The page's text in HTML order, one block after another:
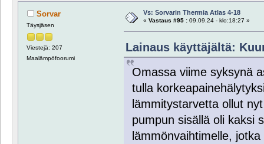
Sorvar
Täysjäsen
Viestejä: 207
Maalämpöfoorumi
Vs: Sorvarin Thermia Atlas 4-18
« Vastaus #95 :09.09.24 - klo:18:27 »
Lainaus käyttäjältä:
Omassa viime syksynä
tulla
lämmitystarvetta ollut
pumpun sisällä oli kaksi
lämmönvaihtimelle,